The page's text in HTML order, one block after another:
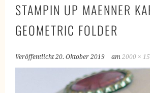
STAMPIN UP MAENNER
GEOMETRIC FOLDER
Veröffentlicht20. Oktober 2019 am2000 ×